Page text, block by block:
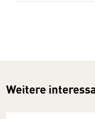
Weitere